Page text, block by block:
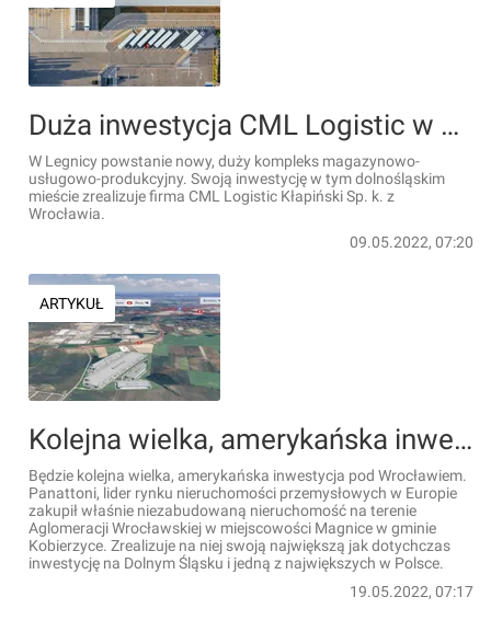
Duża inwestycja CML Logistic w Legnicy
W Legnicy powstanie nowy, duży kompleks magazynowo-
usługowo-produkcyjny. Swoją inwestycję w tym dolnośląskim
mieście zrealizuje firma CML Logistic Kłapiński Sp. k. z
Wrocławia.
09.05.2022, 07:20
ARTYKUŁ
Kolejna wielka, amerykańska inwestycja pod Wrocławiem
Będzie kolejna wielka, amerykańska inwestycja pod Wrocławiem.
Panattoni, lider rynku nieruchomości przemysłowych w Europie
zakupił właśnie niezabudowaną nieruchomość na terenie
Aglomeracji Wrocławskiej w miejscowości Magnice w gminie
Kobierzyce. Zrealizuje na niej swoją największą jak dotychczas
inwestycję na Dolnym Śląsku i jedną z największych w Polsce.
19.05.2022, 07:17